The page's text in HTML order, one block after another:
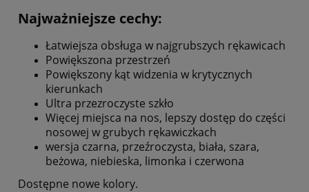
Najważniejsze cechy:
Łatwiejsza obsługa w najgrubszych rękawicach
Powiększona przestrzeń
Powiększony kąt widzenia w krytycznych
kierunkach
Ultra przezroczyste szkło
Więcej miejsca na nos, lepszy dostęp do części
nosowej w grubych rękawiczkach
wersja czarna, przeźroczysta, biała, szara,
beżowa, niebieska, limonka i czerwona
Dostępne nowe kolory.